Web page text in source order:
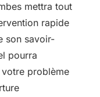
mettra tout
rapide
son savoir-
pourra
problème